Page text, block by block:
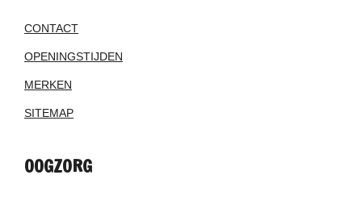
CONTACT
OPENINGSTIJDEN
MERKEN
SITEMAP
OOGZORG